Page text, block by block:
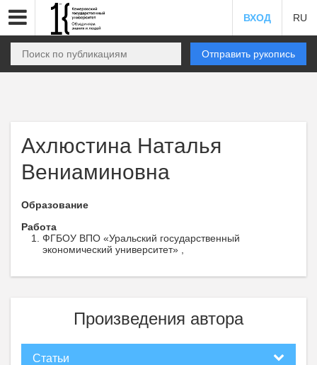
ВХОД RU
Отправить рукопись
Ахлюстина Наталья
Вениаминовна
Образование
Работа
ФГБОУ ВПО «Уральский государственный
экономический университет» ,
Произведения автора
Статьи